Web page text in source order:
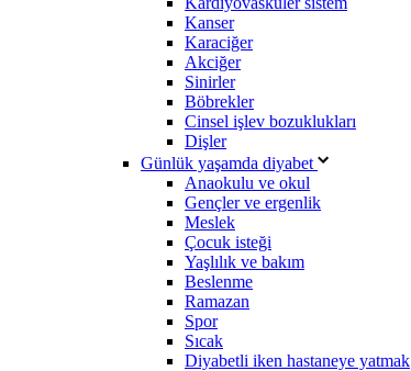
Kanser
Karaciğer
Akciğer
Sinirler
Böbrekler
Cinsel işlev bozuklukları
Dişler
Günlük yaşamda diyabet
Anaokulu ve okul
Gençler ve ergenlik
Meslek
Çocuk isteği
Yaşlılık ve bakım
Beslenme
Ramazan
Spor
Sıcak
Diyabetli iken hastaneye yatmak